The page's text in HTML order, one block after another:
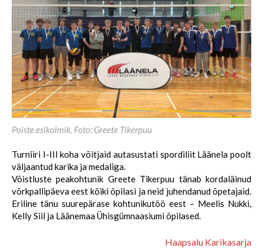
Poiste esikolmik. Foto: Greete Tikerpuu
Turniiri I-III koha võitjaid autasustati spordiliit Läänela poolt
väljaantud karika ja medaliga.
Võistluste peakohtunik Greete Tikerpuu tänab kordaläinud
võrkpallipäeva eest kõiki õpilasi ja neid juhendanud õpetajaid.
Eriline tänu suurepärase kohtunikutöö eest – Meelis Nukki,
Kelly Siil ja Läänemaa Ühisgümnaasiumi õpilased.
Haapsalu Karikasarja